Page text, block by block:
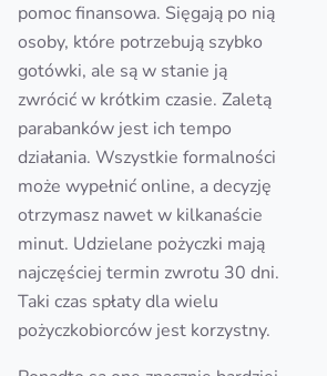
pomoc finansowa. Sięgają po nią
osoby, które potrzebują szybko
gotówki, ale są w stanie ją
zwrócić w krótkim czasie. Zaletą
parabanków jest ich tempo
działania. Wszystkie formalności
może wypełnić online, a decyzję
otrzymasz nawet w kilkanaście
minut. Udzielane pożyczki mają
najczęściej termin zwrotu 30 dni.
Taki czas spłaty dla wielu
pożyczkobiorców jest korzystny.